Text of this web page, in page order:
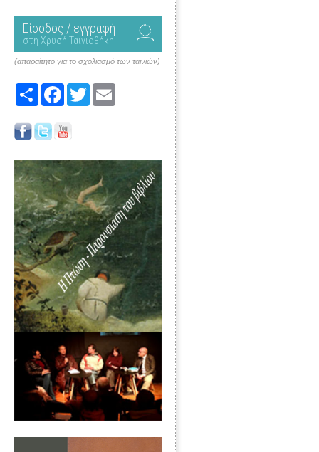
Είσοδος / εγγραφή
στη Χρυσή Ταινιοθήκη
(απαραίτητο για το σχολιασμό των ταινιών)
Share FacebookTwitter